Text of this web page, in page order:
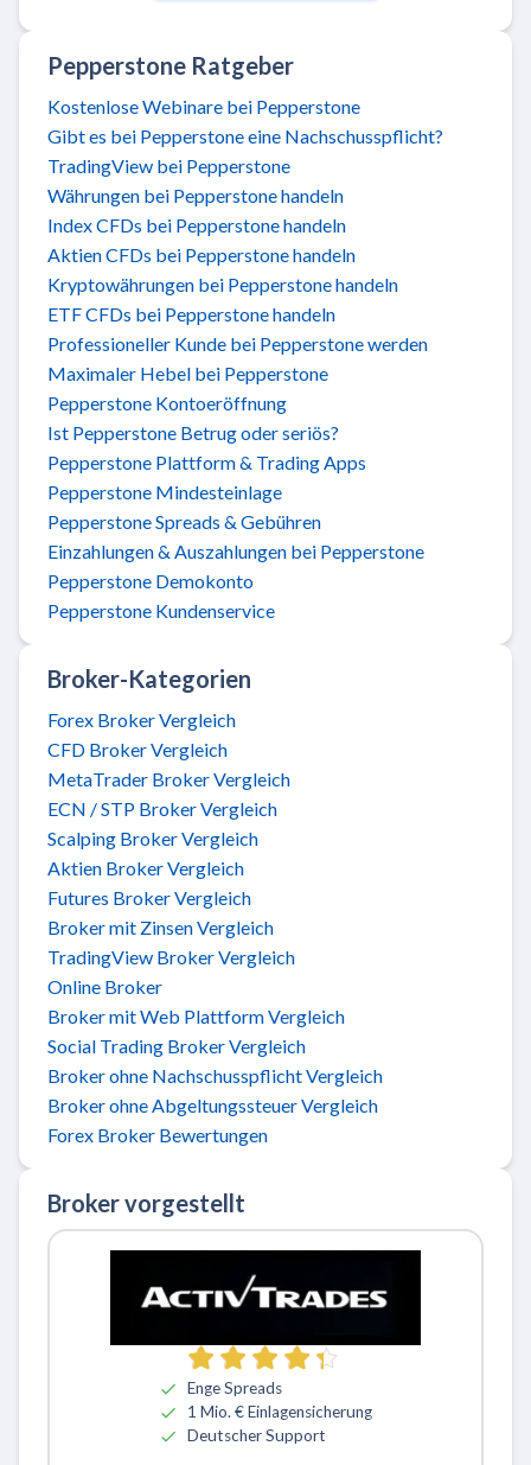
Pepperstone Ratgeber
Kostenlose Webinare bei Pepperstone
Gibt es bei Pepperstone eine Nachschusspflicht?
TradingView bei Pepperstone
Währungen bei Pepperstone handeln
Index CFDs bei Pepperstone handeln
Aktien CFDs bei Pepperstone handeln
Kryptowährungen bei Pepperstone handeln
ETF CFDs bei Pepperstone handeln
Professioneller Kunde bei Pepperstone werden
Maximaler Hebel bei Pepperstone
Pepperstone Kontoeröffnung
Ist Pepperstone Betrug oder seriös?
Pepperstone Plattform & Trading Apps
Pepperstone Mindesteinlage
Pepperstone Spreads & Gebühren
Einzahlungen & Auszahlungen bei Pepperstone
Pepperstone Demokonto
Pepperstone Kundenservice
Broker-Kategorien
Forex Broker Vergleich
CFD Broker Vergleich
MetaTrader Broker Vergleich
ECN / STP Broker Vergleich
Scalping Broker Vergleich
Aktien Broker Vergleich
Futures Broker Vergleich
Broker mit Zinsen Vergleich
TradingView Broker Vergleich
Online Broker
Broker mit Web Plattform Vergleich
Social Trading Broker Vergleich
Broker ohne Nachschusspflicht Vergleich
Broker ohne Abgeltungssteuer Vergleich
Forex Broker Bewertungen
Broker vorgestellt
Zu ActivTrades
Enge Spreads
1 Mio. € Einlagensicherung
Deutscher Support